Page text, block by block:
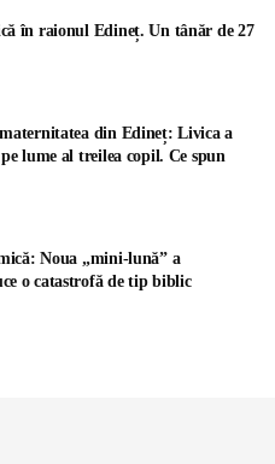
în raionul Edineț. Un tânăr de 27
din Edineț: Livica a
lume al treilea copil. Ce spun
Noua „mini-lună” a
o catastrofă de tip biblic